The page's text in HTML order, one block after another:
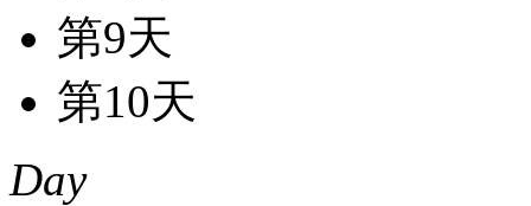
第9天
第10天
Day